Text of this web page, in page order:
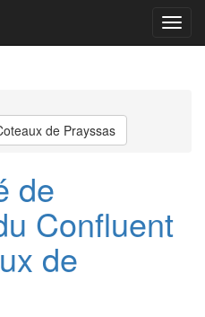
Menu
de Prayssas
de
Confluent
de